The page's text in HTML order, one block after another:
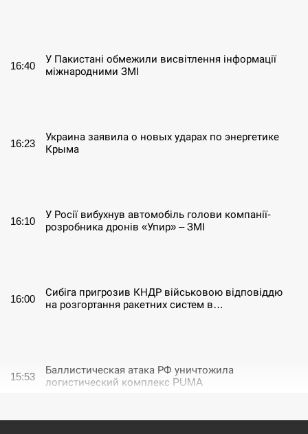
16:40
У Пакистані обмежили висвітлення інформації
міжнародними ЗМІ
16:23
Украина заявила о новых ударах по энергетике
Крыма
16:10
У Росії вибухнув автомобіль голови компанії-
розробника дронів «Упир» – ЗМІ
16:00
Сибіга пригрозив КНДР військовою відповіддю
на розгортання ракетних систем в…
15:53
Баллистическая атака РФ уничтожила
логистический комплекс PUMA